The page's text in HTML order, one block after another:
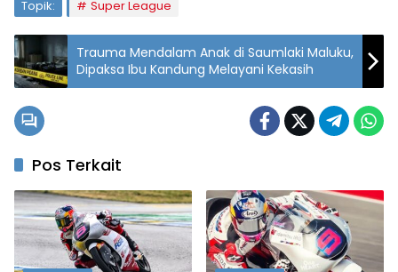
Topik: Super League
Trauma Mendalam Anak di Saumlaki Maluku,
Dipaksa Ibu Kandung Melayani Kekasih
Pos Terkait